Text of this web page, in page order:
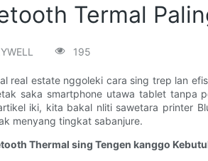
Termal
195
real estate nggoleki cara sing trep lan
saka smartphone utawa tablet tanpa
iki, kita bakal nliti sawetara printer
menyang tingkat sabanjure.
Thermal sing Tengen kanggo